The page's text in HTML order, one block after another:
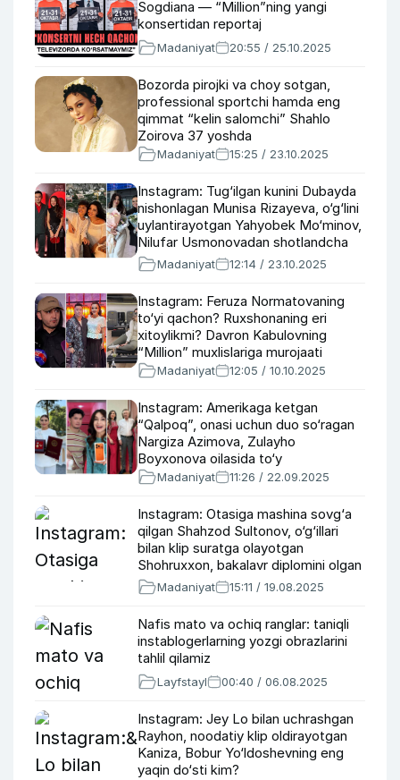
Sogdiana — “Million”ning yangi
konsertidan reportaj
Madaniyat 20:55 / 25.10.2025
Bozorda pirojki va choy sotgan,
professional sportchi hamda eng
qimmat “kelin salomchi” Shahlo
Zoirova 37 yoshda
Madaniyat 15:25 / 23.10.2025
Instagram: Tug‘ilgan kunini Dubayda
nishonlagan Munisa Rizayeva, o‘g‘lini
uylantirayotgan Yahyobek Mo‘minov,
Nilufar Usmonovadan shotlandcha
raqsMadaniyat 12:14 / 23.10.2025
Instagram: Feruza Normatovaning
to‘yi qachon? Ruxshonaning eri
xitoylikmi? Davron Kabulovning
“Million” muxlislariga murojaati
Madaniyat 12:05 / 10.10.2025
Instagram: Amerikaga ketgan
“Qalpoq”, onasi uchun duo so‘ragan
Nargiza Azimova, Zulayho
Boyxonova oilasida to‘y
Madaniyat 11:26 / 22.09.2025
Instagram: Otasiga mashina sovg‘a
qilgan Shahzod Sultonov, o‘g‘illari
bilan klip suratga olayotgan
Shohruxxon, bakalavr diplomini olgan
Shahlo Zoirova
Madaniyat 15:11 / 19.08.2025
Nafis mato va ochiq ranglar: taniqli
instablogerlarning yozgi obrazlarini
tahlil qilamiz
Layfstayl 00:40 / 06.08.2025
Instagram: Jey Lo bilan uchrashgan
Rayhon, noodatiy klip oldirayotgan
Kaniza, Bobur Yo‘ldoshevning eng
yaqin do‘sti kim?